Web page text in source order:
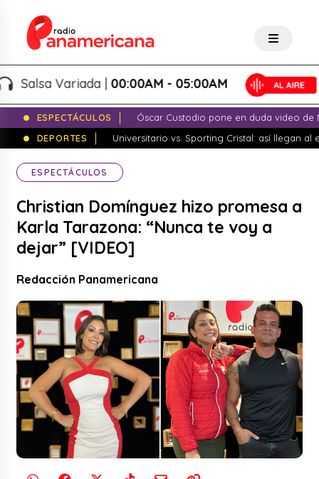
Variada |00:00AM - 05:00AM
ESPECTÁCULOS
Óscar Custodio pone en duda video de
DEPORTES
Universitario vs. Sporting Cristal: así llegan al
ESPECTÁCULOS
Christian Domínguez hizo promesa a
Karla Tarazona: “Nunca te voy a
dejar” [VIDEO]
Redacción Panamericana